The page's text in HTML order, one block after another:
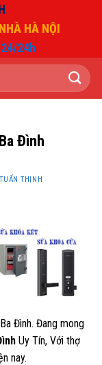
HÀ NỘI
24h
Đình
THỊNH
Đình. Đang mong
Uy Tín, Với thợ
nay.